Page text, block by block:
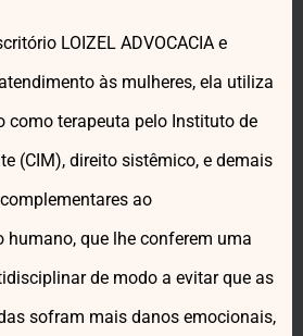
LOIZEL ADVOCACIA e
às mulheres, ela utiliza
como terapeuta pelo Instituto de
(CIM), direito sistêmico, e demais
ao
humano, que lhe conferem uma
de modo a evitar que as
sofram mais danos emocionais,